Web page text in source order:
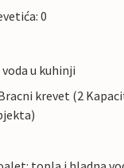
0
u kuhinji
krevet (2